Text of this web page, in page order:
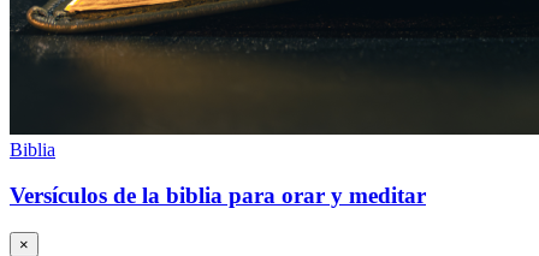
Biblia
Versículos de la biblia para orar y meditar
×